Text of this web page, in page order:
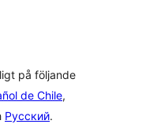
på följande
de Chile,
Русский.